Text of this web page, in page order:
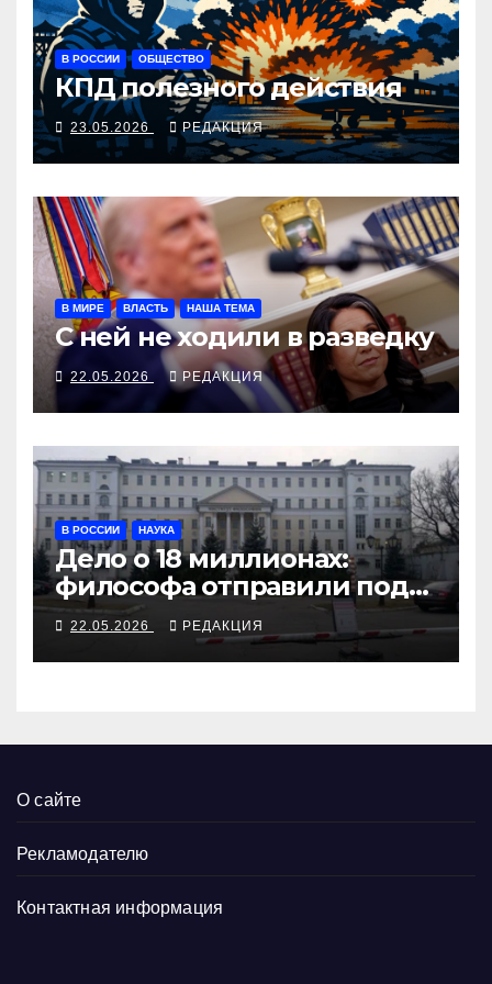
В РОССИИ ОБЩЕСТВО
КПД полезного действия
23.05.2026 РЕДАКЦИЯ
В МИРЕ ВЛАСТЬ НАША ТЕМА
С ней не ходили в разведку
22.05.2026 РЕДАКЦИЯ
В РОССИИ НАУКА
Дело о 18 миллионах:
философа отправили под
арест за переводы
Аристотеля
22.05.2026 РЕДАКЦИЯ
О сайте
Рекламодателю
Контактная информация